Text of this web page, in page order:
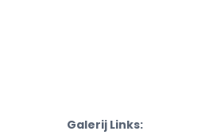
Galerij Links: